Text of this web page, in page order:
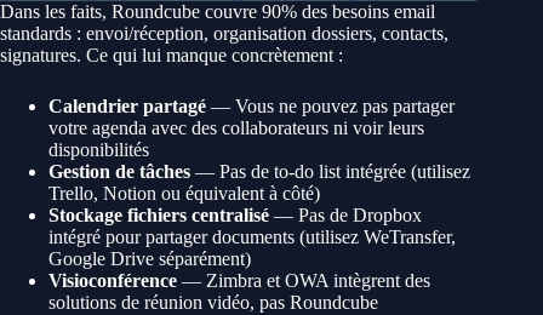
Dans les faits, Roundcube couvre 90% des besoins email
standards : envoi/réception, organisation dossiers, contacts,
signatures. Ce qui lui manque concrètement :
Calendrier partagé — Vous ne pouvez pas partager
votre agenda avec des collaborateurs ni voir leurs
disponibilités
Gestion de tâches — Pas de to-do list intégrée (utilisez
Trello, Notion ou équivalent à côté)
Stockage fichiers centralisé — Pas de Dropbox
intégré pour partager documents (utilisez WeTransfer,
Google Drive séparément)
Visioconférence — Zimbra et OWA intègrent des
solutions de réunion vidéo, pas Roundcube